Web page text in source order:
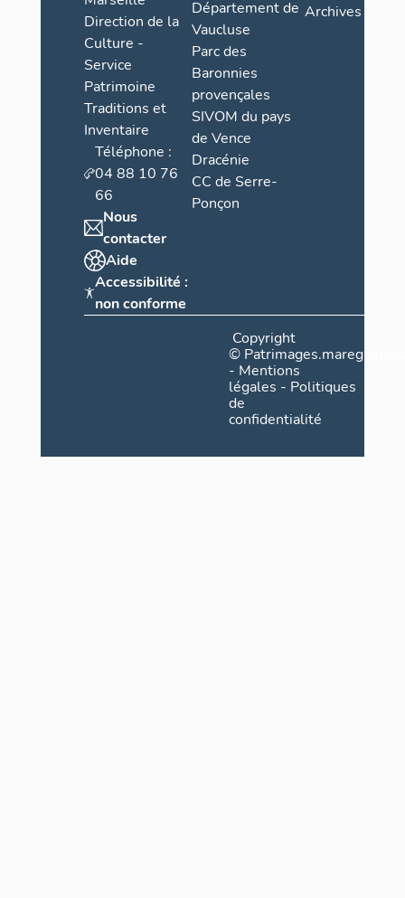
Direction de la
Culture -
Service
Patrimoine
Traditions et
Inventaire
Téléphone :
04 88 10 76
66
Nous
contacter
Aide
Accessibilité :
non conforme
Département de
Vaucluse
Parc des
Baronnies
provençales
SIVOM du pays
de Vence
Dracénie
CC de Serre-
Ponçon
Archives
Copyright
©
- Mentions
légales - Politiques
de
confidentialité